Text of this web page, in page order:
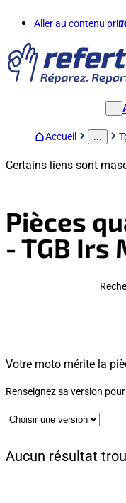
Aller au contenu
Accueil
Certains liens sont
Pièces
- TGB Irs
Votre moto mérite la
Renseignez sa version
Aucun résultat